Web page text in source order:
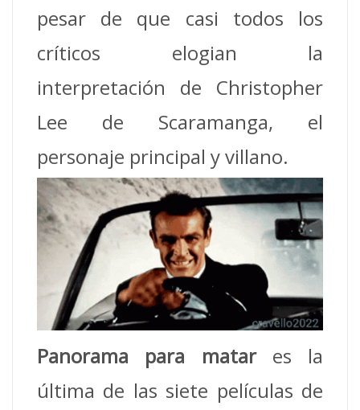
pesar de que casi todos los
críticos elogian la
interpretación de Christopher
Lee de Scaramanga, el
personaje principal y villano.
Panorama para matares la
última de las siete películas de